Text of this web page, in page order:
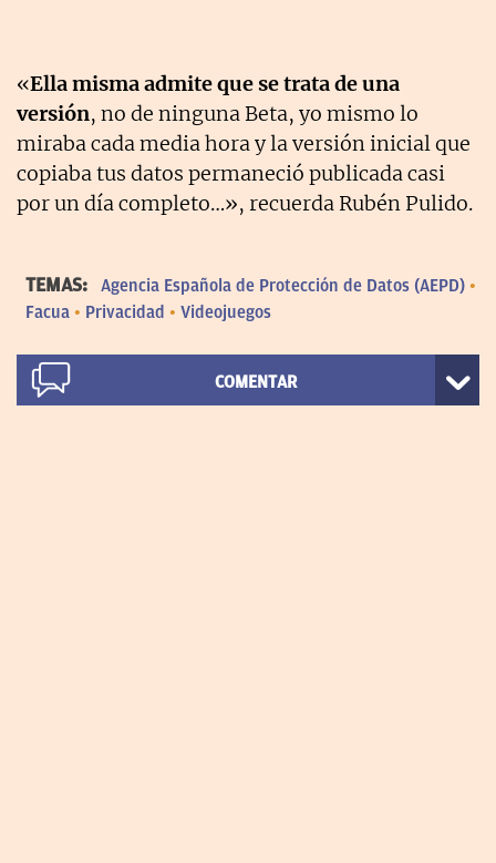
«Ella misma admite que se trata de una
versión, no de ninguna Beta, yo mismo lo
miraba cada media hora y la versión inicial que
copiaba tus datos permaneció publicada casi
por un día completo…», recuerda Rubén Pulido.
TEMAS:
Agencia Española de Protección de Datos (AEPD)
Facua
Privacidad Videojuegos
COMENTAR